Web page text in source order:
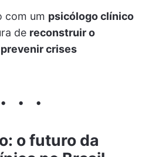
com um psicólogo clínico
de reconstruir o
crises
o futuro da